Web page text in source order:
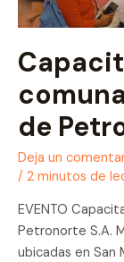
de
Deja un
/ 2 minutos de
EVENTO
Petronorte S.A.
ubicadas en San